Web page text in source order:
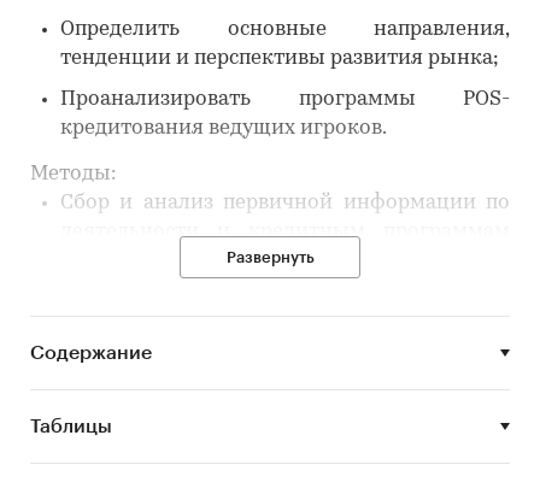
Определить основные направления,
тенденции и перспективы развития рынка;
Проанализировать программы POS-
кредитования ведущих игроков.
Методы:
Сбор и анализ первичной информации по
деятельности и кредитным программам
специализированных изданий,
аналитических обзоров рынка, материалов
маркетинговых и консалтинговых
Развернуть
Содержание
Таблицы